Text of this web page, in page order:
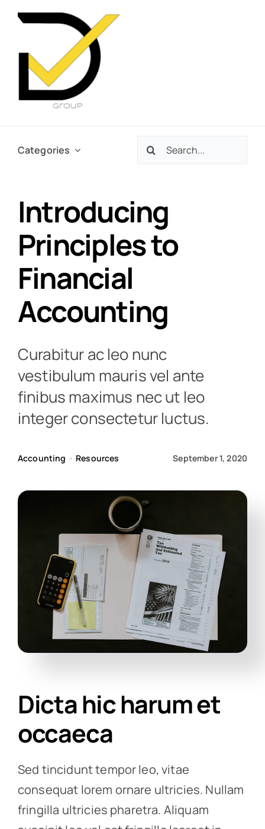
Skip
content
Categories
Search
Introducing
Principles to
Financial
Accounting
Curabitur ac leo nunc
vestibulum mauris vel ante
finibus maximus nec ut leo
integer consectetur luctus.
Accounting • Resources September 1, 2020
Dicta hic harum et
occaeca
Sed tincidunt tempor leo, vitae
consequat lorem ornare ultricies. Nullam
fringilla ultricies pharetra. Aliquam